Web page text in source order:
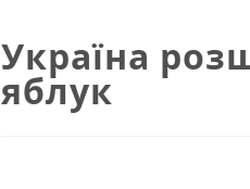
Україна
яблук